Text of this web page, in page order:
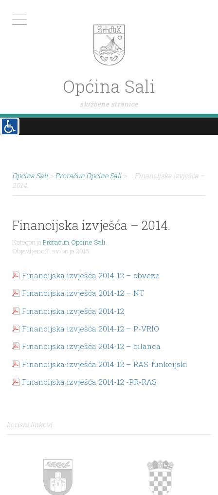
Općina Sali
službene stranice
Općina Sali > Proračun Općine Sali >
Financijska izvješća –
2014.
Financijska izvješća – 2014.
KategorijaProračun Općine Sali,
Objavljeno 7. svibnja 2015.
Financijska izvješća 2014-12 – obveze
Financijska izvješća 2014-12 – NT
Financijska izvješća 2014-12
Financijska izvješća 2014-12 – P-VRIO
Financijska izvješća 2014-12 – bilanca
Financijska izvješća 2014-12 – RAS-funkcijski
Financijska izvješća 2014-12 -PR-RAS
korisni linkovi